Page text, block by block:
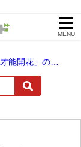
MENU
せいやのマネージャー、編み物披露に「才能開花」の予感